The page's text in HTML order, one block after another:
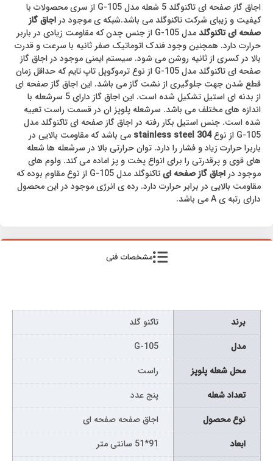
اجاق گاز صفحه ای تاکنوگلد 5 شعله مدل G-105 از سری محصولات با
کیفیت و زیبای شرکت تاکنوگلد می باشد.شبکه ی موجود در اجاق گاز
صفحه ای تاکنوگلد
مدل G-105 از جنس چدن که مقاومت زیادی در باربر
حرارت دارد. همچنین وجود فندک اتوماتیک صفر ثانیه با سرعت و قدرت
بالا در کسری از ثانیه روشن می شود. سیستم ایمنی موجود در اجاق گاز
صفحه ای تاکنوگلد مدل G-105 از نوع ترموکوپل تاپ تایم که حداقل زمان
قطع شدن جهت جلوگیری از نشت گاز می باشد. این اجاق گاز صفحه ای
از بدنه ای استیل تشکیل شده است. این اجاق گاز دارای 5 سرشعله با
اندازه های مختلف می باشد. سرشعله پلوپز ان در قسمت راست تعبیه
شده است. جنس استیل بکار رفته در اجاق گاز صفحه ای تاکنوگلد مدل
G-105 از نوع
304 stainless steel
می باشد که مقاومت بالایی در
باربرا حرارت زیاد و فشار را دارد. توان حرارتی بالا در سرشعله ها شعله
های قوی و پرقدرتی را برای انواع پخت و پز اماده می کند. ولوم های
موجود در اجاق گاز صفحه ای
تاکنوگلد مدل G-105 از نوع مقاوم بوده که
مقاومت بالایی در برابر حرارت دارد. رده ی انرژی موجود در این محصول
دارای رتبه ی A می باشد.
مشخصات فنی
برند
تاکنو گلد
مدل
G-105
محل شعله پلوپز
راست
تعداد شعله
پنج عدد
نوع محصول
اجاق صفحه صفحه ای
ابعاد
91*51 سانتی متر